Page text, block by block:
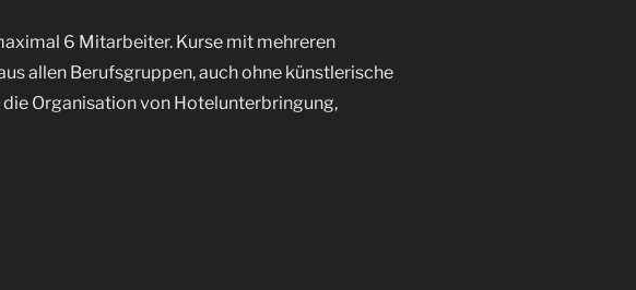
6 Mitarbeiter. Kurse mit mehreren
allen Berufsgruppen, auch ohne künstlerische
Organisation von Hotelunterbringung,